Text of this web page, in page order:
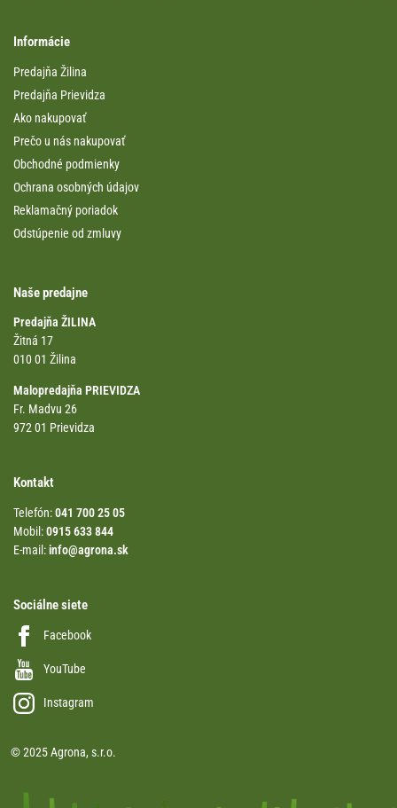
Informácie
Predajňa Žilina
Predajňa Prievidza
Ako nakupovať
Prečo u nás nakupovať
Obchodné podmienky
Ochrana osobných údajov
Reklamačný poriadok
Odstúpenie od zmluvy
Naše predajne
Predajňa ŽILINA
Žitná 17
010 01 Žilina
Malopredajňa PRIEVIDZA
Fr. Madvu 26
972 01 Prievidza
Kontakt
Telefón:041 700 25 05
Mobil:0915 633 844
E-mail:info@agrona.sk
Sociálne siete
Facebook
YouTube
Instagram
© 2025 Agrona, s.r.o.